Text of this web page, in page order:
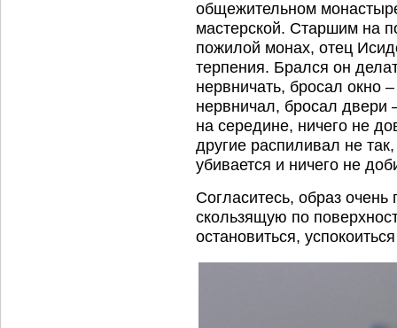
общежительном
мастерской. Старшим на
пожилой монах, отец
терпения. Брался он
нервничать, бросал окно
нервничал, бросал двери
на середине, ничего не
другие распиливал не
убивается и ничего не
Согласитесь, образ
скользящую по
остановиться,